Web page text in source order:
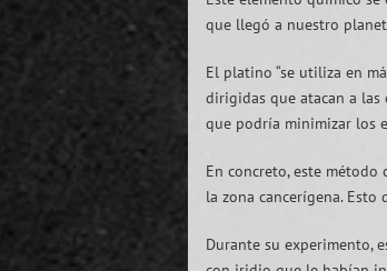
que llegó a nuestro
El platino “se utiliza en
dirigidas que atacan a las
que podría minimizar los
En concreto, este
la zona cancerígena.
Durante su experimento,